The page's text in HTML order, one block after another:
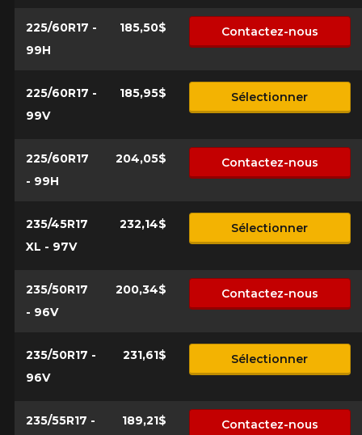
225/60R17 -
99H
185,50$ Contactez-nous
225/60R17 -
99V
185,95$ Sélectionner
225/60R17
- 99H
204,05$ Contactez-nous
235/45R17
XL - 97V
232,14$ Sélectionner
235/50R17
- 96V
200,34$ Contactez-nous
235/50R17 -
96V
231,61$ Sélectionner
235/55R17 -
189,21$ Contactez-nous